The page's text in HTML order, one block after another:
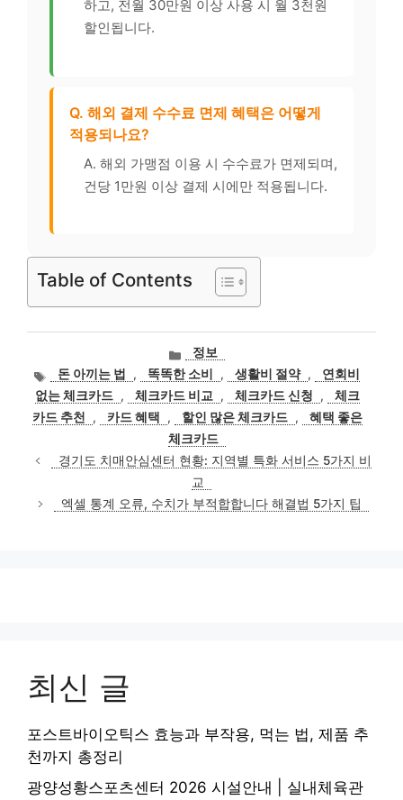
하고, 전월 30만원 이상 사용 시 월 3천원
할인됩니다.
Q. 해외 결제 수수료 면제 혜택은 어떻게
적용되나요?
A. 해외 가맹점 이용 시 수수료가 면제되며,
건당 1만원 이상 결제 시에만 적용됩니다.
Table of Contents
카
테
고
리
정보
태
그
돈 아끼는 법 , 똑똑한 소비 , 생활비 절약 ,
연회비
없는 체크카드 , 체크카드 비교 , 체크카드 신청 ,
체크
카드 추천
, 카드 혜택 , 할인 많은 체크카드 ,
혜택 좋은
체크카드
경기도 치매안심센터 현황: 지역별 특화 서비스 5가지 비
교
엑셀 통계 오류, 수치가 부적합합니다 해결법 5가지 팁
최신 글
포스트바이오틱스 효능과 부작용, 먹는 법, 제품 추
천까지 총정리
광양성황스포츠센터 2026 시설안내 | 실내체육관